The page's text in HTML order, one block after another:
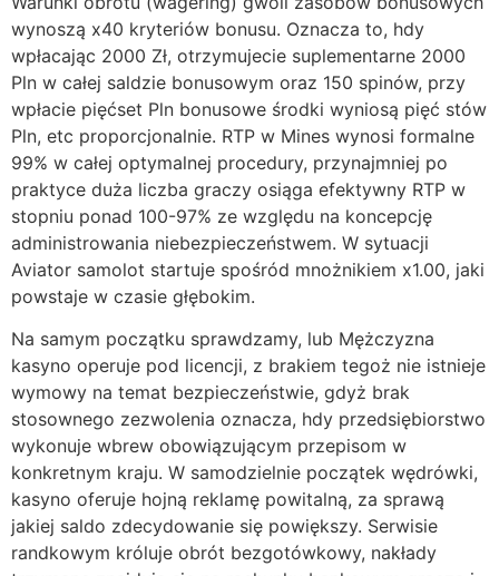
wynoszą x40 kryteriów bonusu. Oznacza to, hdy
wpłacając 2000 Zł, otrzymujecie suplementarne 2000
Pln w całej saldzie bonusowym oraz 150 spinów, przy
wpłacie pięćset Pln bonusowe środki wyniosą pięć stów
Pln, etc proporcjonalnie. RTP w Mines wynosi formalne
99% w całej optymalnej procedury, przynajmniej po
praktyce duża liczba graczy osiąga efektywny RTP w
stopniu ponad 100-97% ze względu na koncepcję
administrowania niebezpieczeństwem. W sytuacji
Aviator samolot startuje spośród mnożnikiem x1.00, jaki
powstaje w czasie głębokim.
Na samym początku sprawdzamy, lub Mężczyzna
kasyno operuje pod licencji, z brakiem tegoż nie istnieje
wymowy na temat bezpieczeństwie, gdyż brak
stosownego zezwolenia oznacza, hdy przedsiębiorstwo
wykonuje wbrew obowiązującym przepisom w
konkretnym kraju. W samodzielnie początek wędrówki,
kasyno oferuje hojną reklamę powitalną, za sprawą
jakiej saldo zdecydowanie się powiększy. Serwisie
randkowym króluje obrót bezgotówkowу, nakłady